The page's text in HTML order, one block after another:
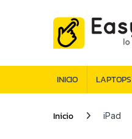
INICIO LAPTOPS
Inicio iPad